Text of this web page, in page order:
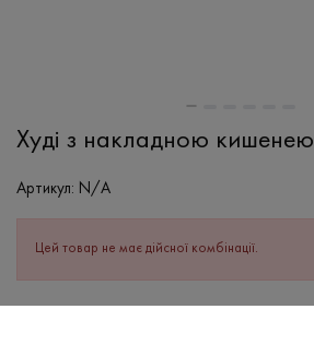
Худі з накладною кишенею
Артикул: N/A
Цей товар не має дійсної комбінації.